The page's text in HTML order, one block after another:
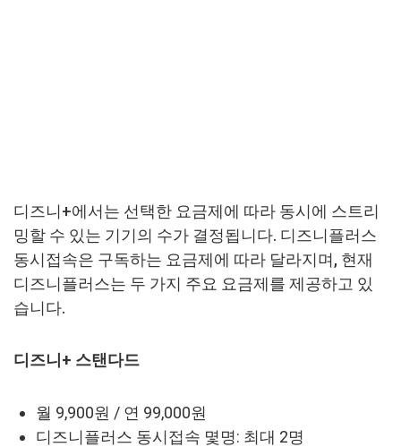
디즈니+에서는 선택한 요금제에 따라 동시에 스트리
밍할 수 있는 기기의 수가 결정됩니다. 디즈니플러스
동시접속은 구독하는 요금제에 따라 달라지며, 현재
디즈니플러스는 두 가지 주요 요금제를 제공하고 있
습니다.
디즈니+ 스탠다드
월 9,900원 / 연 99,000원
디즈니플러스 동시접속 몇명: 최대 2명